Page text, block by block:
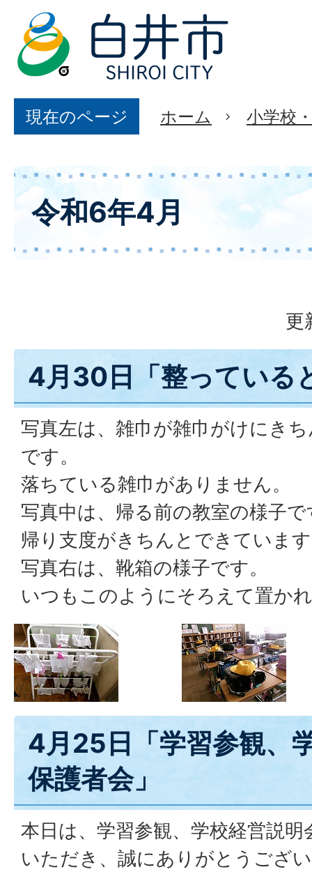
現在のページ ホーム 小学校
令和6年4月
更
4月30日「整っている
写真左は、雑巾が雑巾がけにき
です。
落ちている雑巾がありません。
写真中は、帰る前の教室の様子で
帰り支度がきちんとできていま
写真右は、靴箱の様子です。
いつもこのようにそろえて置か
4月25日「学習参観、
保護者会」
本日は、学習参観、学校経営説
いただき、誠にありがとうござ